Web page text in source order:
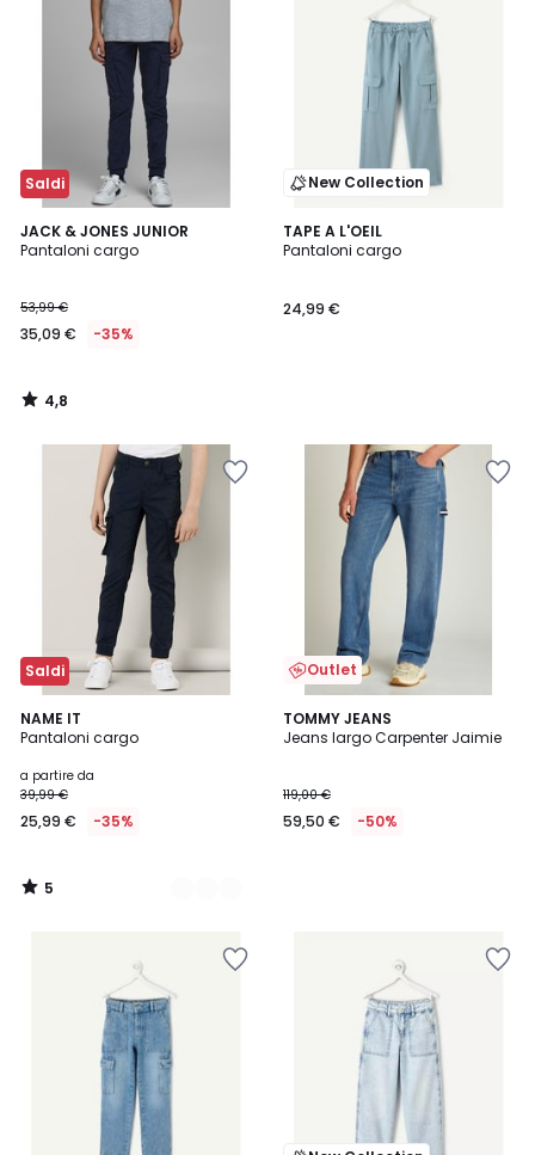
Saldi
JACK & JONES JUNIOR
Pantaloni cargo
53,99 €
35,09 € -35%
4,8
/ 5
4,8
/
New Collection
TAPE A L'OEIL
Pantaloni cargo
24,99 €
Saldi
NAME IT
Pantaloni cargo
a partire da
39,99 €
25,99 € -35%
5
/
2
Colori
5
/
Outlet
TOMMY JEANS
Jeans largo Carpenter Jaimie
119,00 €
59,50 € -50%